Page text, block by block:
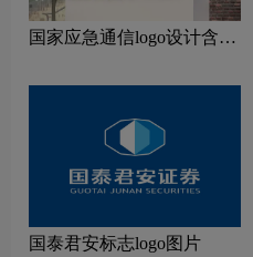
国家应急通信logo设计含义
国泰君安标志logo图片